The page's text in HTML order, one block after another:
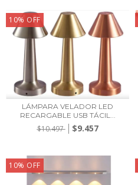
10% OFF
LÁMPARA VELADOR LED
RECARGABLE USB TÁCIL...
$10.497 $9.457
10% OFF